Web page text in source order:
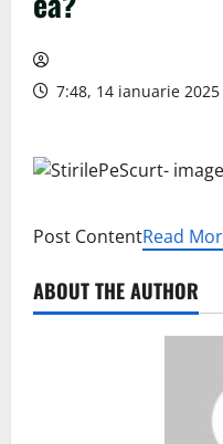
7:48, 14 ianuarie 2025
Post ContentRead
ABOUT THE AUTHOR